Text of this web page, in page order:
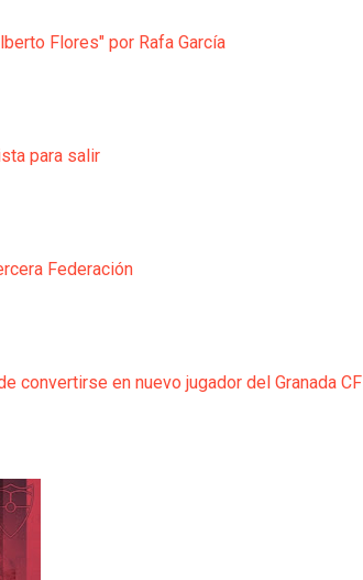
Flores" por Rafa García
para salir
Federación
convertirse en nuevo jugador del Granada CF